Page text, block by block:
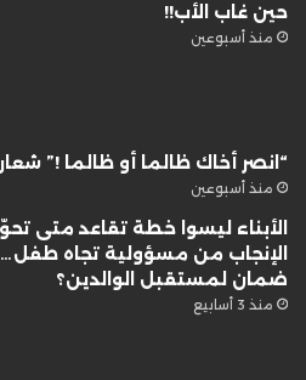
حين غاب الأب!!
منذ أسبوعين
“انصر أخاك ظالما أو ظالما !” شعار
منذ أسبوعين
الأبناء ليسوا خطة تقاعد متى
الإنجاب من مسؤولية تجاه طفل…
ضمان لمستقبل الوالدين؟
منذ 3 أسابيع